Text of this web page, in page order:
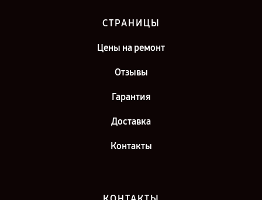
СТРАНИЦЫ
Цены на ремонт
Отзывы
Гарантия
Доставка
Контакты